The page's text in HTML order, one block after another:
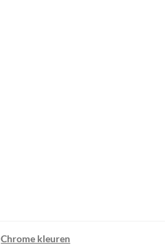
Chrome kleuren